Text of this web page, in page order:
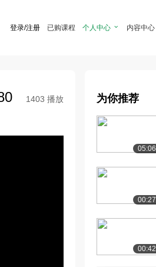
登录/注册 已购课程 个人中心  内容中心
1403 播放 为你推荐
05:06
00:27
00:42